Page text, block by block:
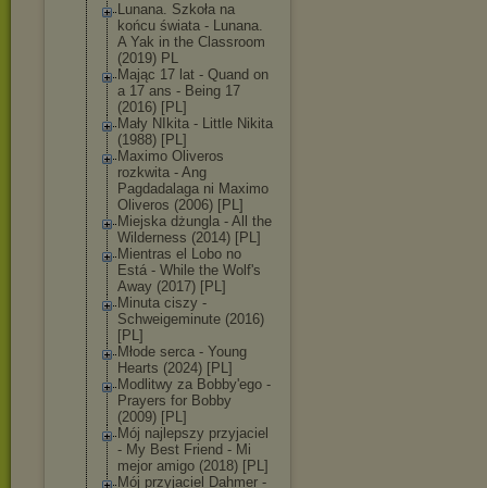
Lunana. Szkoła na
końcu świata - Lunana.
A Yak in the Classroom
(2019) PL
Mając 17 lat - Quand on
a 17 ans - Being 17
(2016) [PL]
Mały NIkita - Little Nikita
(1988) [PL]
Maximo Oliveros
rozkwita - Ang
Pagdadalaga ni Maximo
Oliveros (2006) [PL]
Miejska dżungla - All the
Wilderness (2014) [PL]
Mientras el Lobo no
Está - While the Wolf's
Away (2017) [PL]
Minuta ciszy -
Schweigeminute (2016)
[PL]
Młode serca - Young
Hearts (2024) [PL]
Modlitwy za Bobby'ego -
Prayers for Bobby
(2009) [PL]
Mój najlepszy przyjaciel
- My Best Friend - Mi
mejor amigo (2018) [PL]
Mój przyjaciel Dahmer -